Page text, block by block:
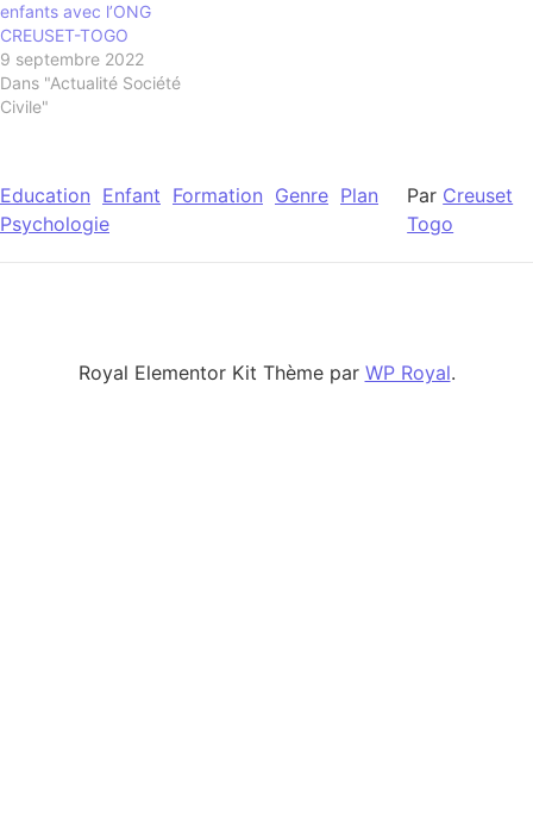
enfants avec l’ONG
CREUSET-TOGO
9 septembre 2022
Dans "Actualité Société
Civile"
Education Enfant Formation Genre Plan
Psychologie
Par Creuset
Togo
Royal Elementor Kit Thème par WP Royal.